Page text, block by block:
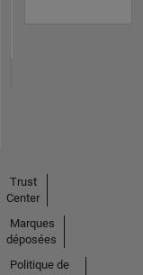
Trust
Center
Marques
déposées
Politique de